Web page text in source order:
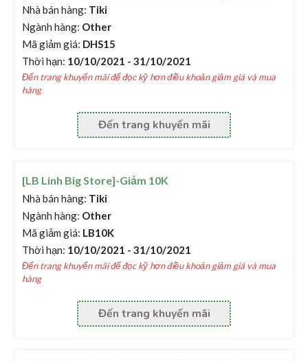
Nhà bán hàng: Tiki
Ngành hàng: Other
Mã giảm giá: DHS15
Thời hạn: 10/10/2021 - 31/10/2021
Đến trang khuyến mãi để đọc kỹ hơn điều khoản giảm giá và mua
hàng
Đến trang khuyến mãi
[LB Linh Big Store]-Giảm 10K
Nhà bán hàng: Tiki
Ngành hàng: Other
Mã giảm giá: LB10K
Thời hạn: 10/10/2021 - 31/10/2021
Đến trang khuyến mãi để đọc kỹ hơn điều khoản giảm giá và mua
hàng
Đến trang khuyến mãi